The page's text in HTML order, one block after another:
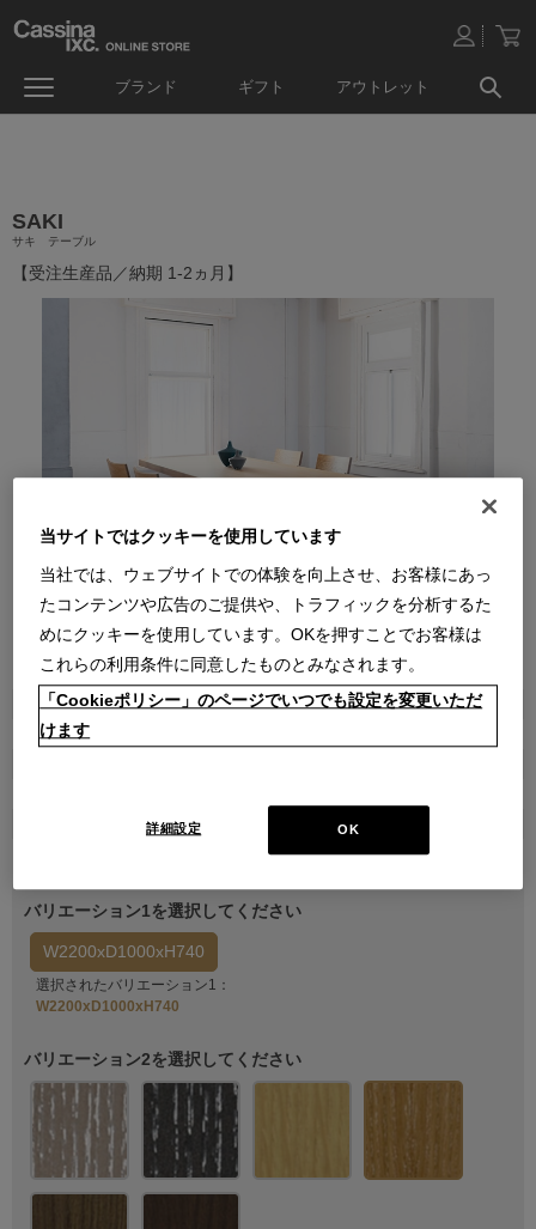
ブランド ギフト アウトレット
SAKI
サキ テーブル
【受注生産品／納期 1-2ヵ月】
商品属性
家具
バリエーション1を選択してください
W2200xD1000xH740
選択されたバリエーション1：
W2200xD1000xH740
バリエーション2を選択してください
当サイトではクッキーを使用しています
当社では、ウェブサイトでの体験を向上させ、お客様にあっ
たコンテンツや広告のご提供や、トラフィックを分析するた
めにクッキーを使用しています。OKを押すことでお客様は
これらの利用条件に同意したものとみなされます。
「Cookieポリシー」のページでいつでも設定を変更いただ
けます
OK
詳細設定